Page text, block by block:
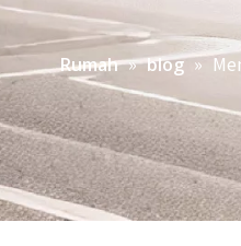
Rumah » blog »